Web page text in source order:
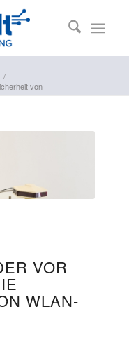
/
von
VOR
WLAN-